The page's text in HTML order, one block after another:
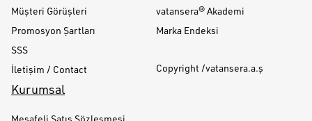
Müşteri Görüşleri
Promosyon Şartları
SSS
İletişim / Contact
vatansera® Akademi
Marka Endeksi
Copyright /vatansera.a.ş
Kurumsal
Mesafeli Satış Sözleşmesi